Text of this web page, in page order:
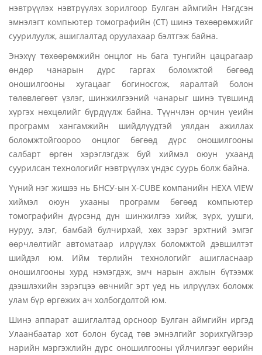
нэвтрүүлэх нэвтрүүлэх зорилгоор Булган аймгийн Нэгдсэн
эмнэлэгт компьютер томографийн (CT) шинэ төхөөрөмжийг
суурилуулж, ашиглалтад оруулахаар бэлтгэж байна.
Энэхүү төхөөрөмжийн онцлог нь бага тунгийн цацрагаар
өндөр чанарын дүрс гаргах боломжтой бөгөөд
оношилгооны хугацааг богиносгож, яаралтай болон
төлөвлөгөөт үзлэг, шинжилгээний чанарыг шинэ түвшинд
хүргэх нөхцөлийг бүрдүүлж байна. Түүнчлэн орчин үеийн
программ хангамжийн шийдлүүдтэй уялдан ажиллах
боломжтойгоороо онцлог бөгөөд дүрс оношилгооны
салбарт өргөн хэрэглэгдэж буй хиймэл оюун ухаанд
суурилсан технологийг нэвтрүүлэх үндэс суурь болж байна.
Үүний нэг жишээ нь БНСУ-ын X-CUBE компанийн HEXA VIEW
хиймэл оюун ухааны программ бөгөөд компьютер
томографийн дүрсэнд дүн шинжилгээ хийж, зүрх, уушги,
нуруу, элэг, бамбай булчирхай, хөх зэрэг эрхтний эмгэг
өөрчлөлтийг автоматаар илрүүлэх боломжтой дэвшилтэт
шийдэл юм. Ийм төрлийн технологийг ашигласнаар
оношилгооны хурд нэмэгдэж, эмч нарын ажлын бүтээмж
дээшлэхийн зэрэгцээ өвчнийг эрт үед нь илрүүлэх боломж
улам бүр өргөжих ач холбогдолтой юм.
Шинэ аппарат ашиглалтад орсноор Булган аймгийн иргэд
Улаанбаатар хот болон бусад төв эмнэлгийг зорихгүйгээр
нарийн мэргэжлийн дүрс оношилгооны үйлчилгээг өөрийн